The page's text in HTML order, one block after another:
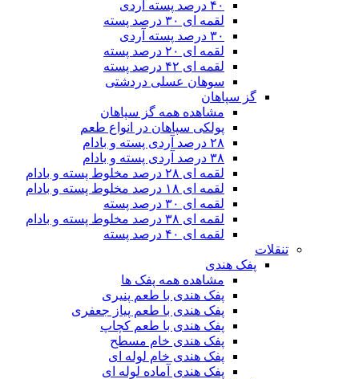
۴۰ درصد پسته آردی
لقمه ای ۳۰ درصد پسته
۳۰ درصد پسته آردی
لقمه ای ۲۰ درصد پسته
لقمه ای ۴۲ درصد پسته
سوهان عسلی دردشتی
گز سپاهان
مشاهده همه گز سپاهان
پولکی سپاهان در انواع طعم
۲۸ درصد آردی پسته و بادام
۳۸ درصد آردی پسته و بادام
لقمه ای ۲۸ درصد مخلوط پسته و بادام
لقمه ای ۱۸ درصد مخلوط پسته و بادام
لقمه ای ۳۰ درصد پسته
لقمه ای ۳۸ درصد مخلوط پسته و بادام
لقمه ای ۴۰ درصد پسته
تنقلات
پفک هندی
مشاهده همه پفک ها
پفک هندی با طعم پنیری
پفک هندی با طعم پیاز جعفری
پفک هندی با طعم کچاپ
پفک هندی خام مسطح
پفک هندی خام لوله ای
پفک هندی آماده لوله ای